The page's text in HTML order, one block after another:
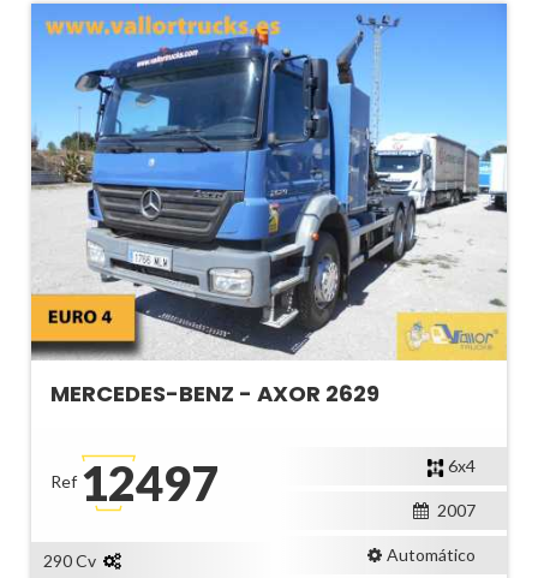
MERCEDES-BENZ - AXOR 2629
Ref 12497
290 Cv
6x4
2007
Automático